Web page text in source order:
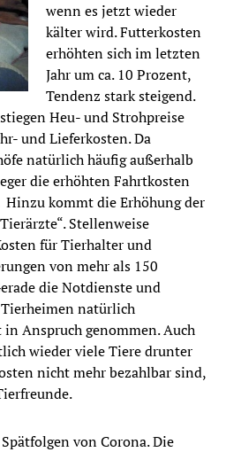
wenn es jetzt wieder
kälter wird. Futterkosten
erhöhten sich im letzten
Jahr um ca. 10 Prozent,
Tendenz stark steigend.
Heu- und Strohpreise
und Lieferkosten. Da
natürlich häufig außerhalb
die erhöhten Fahrtkosten
kommt die Erhöhung der
Stellenweise
für Tierhalter und
von mehr als 150
die Notdienste und
natürlich
Anspruch genommen. Auch
wieder viele Tiere drunter
nicht mehr bezahlbar sind,
von Corona. Die